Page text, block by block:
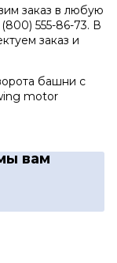
заказ в любую
555-86-73. В
заказ и
башни с
motor
вам